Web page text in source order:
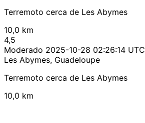
Terremoto cerca de Les Abymes
10,0 km
4,5
Moderado 2025-10-28 02:26:14 UTC
Les Abymes, Guadeloupe
Terremoto cerca de Les Abymes
10,0 km